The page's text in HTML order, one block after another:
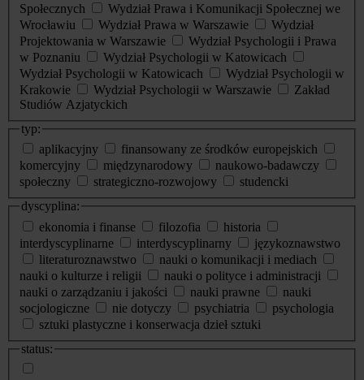
Społecznych
Wydział Prawa i Komunikacji Społecznej we
Wrocławiu
Wydział Prawa w Warszawie
Wydział
Projektowania w Warszawie
Wydział Psychologii i Prawa
w Poznaniu
Wydział Psychologii w Katowicach
Wydział Psychologii w Katowicach
Wydział Psychologii w
Krakowie
Wydział Psychologii w Warszawie
Zakład
Studiów Azjatyckich
typ:
aplikacyjny
finansowany ze środków europejskich
komercyjny
międzynarodowy
naukowo-badawczy
społeczny
strategiczno-rozwojowy
studencki
dyscyplina:
ekonomia i finanse
filozofia
historia
interdyscyplinarne
interdyscyplinarny
językoznawstwo
literaturoznawstwo
nauki o komunikacji i mediach
nauki o kulturze i religii
nauki o polityce i administracji
nauki o zarządzaniu i jakości
nauki prawne
nauki
socjologiczne
nie dotyczy psychiatria
psychologia
sztuki plastyczne i konserwacja dzieł sztuki
status: